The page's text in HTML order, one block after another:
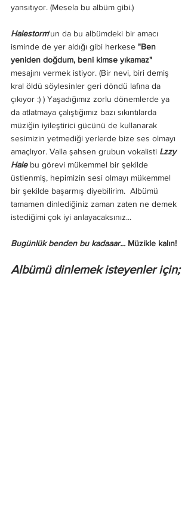
yansıtıyor. (Mesela bu albüm gibi.)
Halestorm'un da bu albümdeki bir amacı
isminde de yer aldığı gibi herkese "Ben
yeniden doğdum, beni kimse yıkamaz"
mesajını vermek istiyor. (Bir nevi, biri demiş
kral öldü söylesinler geri döndü lafına da
çıkıyor :) ) Yaşadığımız zorlu dönemlerde ya
da atlatmaya çalıştığımız bazı sıkıntılarda
müziğin iyileştirici gücünü de kullanarak
sesimizin yetmediği yerlerde bize ses olmayı
amaçlıyor. Valla şahsen grubun vokalisti Lzzy
Hale bu görevi mükemmel bir şekilde
üstlenmiş, hepimizin sesi olmayı mükemmel
bir şekilde başarmış diyebilirim.  Albümü
tamamen dinlediğiniz zaman zaten ne demek
istediğimi çok iyi anlayacaksınız...
Bugünlük benden bu kadaaar... Müzikle kalın!
Albümü dinlemek isteyenler için;